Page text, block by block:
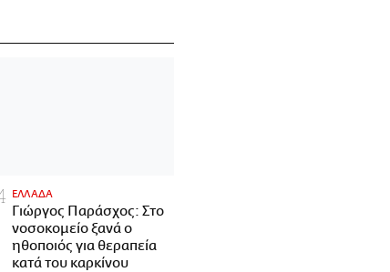
ΕΛΛΑΔΑ
Γιώργος Παράσχος: Στο
νοσοκομείο ξανά ο
ηθοποιός για θεραπεία
κατά του καρκίνου